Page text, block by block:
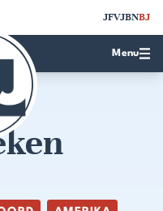
JFVJBNBJ
Menu